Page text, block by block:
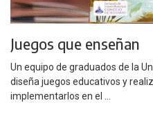
Juegos que enseñan
Un equipo de graduados de la
diseña juegos educativos y
implementarlos en el ...